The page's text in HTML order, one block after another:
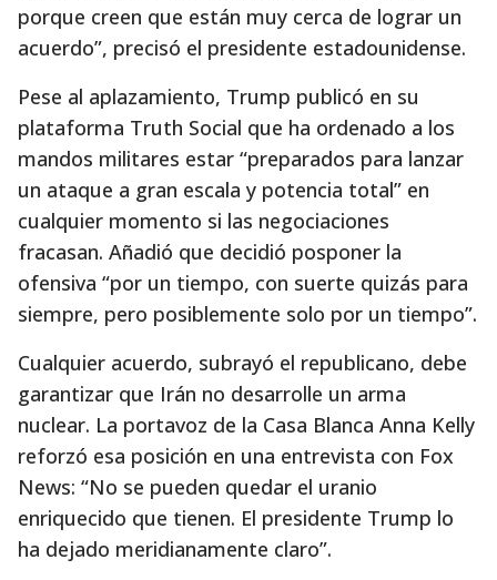
porque creen que están muy cerca de lograr un
acuerdo”, precisó el presidente estadounidense.
Pese al aplazamiento, Trump publicó en su
plataforma Truth Social que ha ordenado a los
mandos militares estar “preparados para lanzar
un ataque a gran escala y potencia total” en
cualquier momento si las negociaciones
fracasan. Añadió que decidió posponer la
ofensiva “por un tiempo, con suerte quizás para
siempre, pero posiblemente solo por un tiempo”.
Cualquier acuerdo, subrayó el republicano, debe
garantizar que Irán no desarrolle un arma
nuclear. La portavoz de la Casa Blanca Anna Kelly
reforzó esa posición en una entrevista con Fox
News: “No se pueden quedar el uranio
enriquecido que tienen. El presidente Trump lo
ha dejado meridianamente claro”.